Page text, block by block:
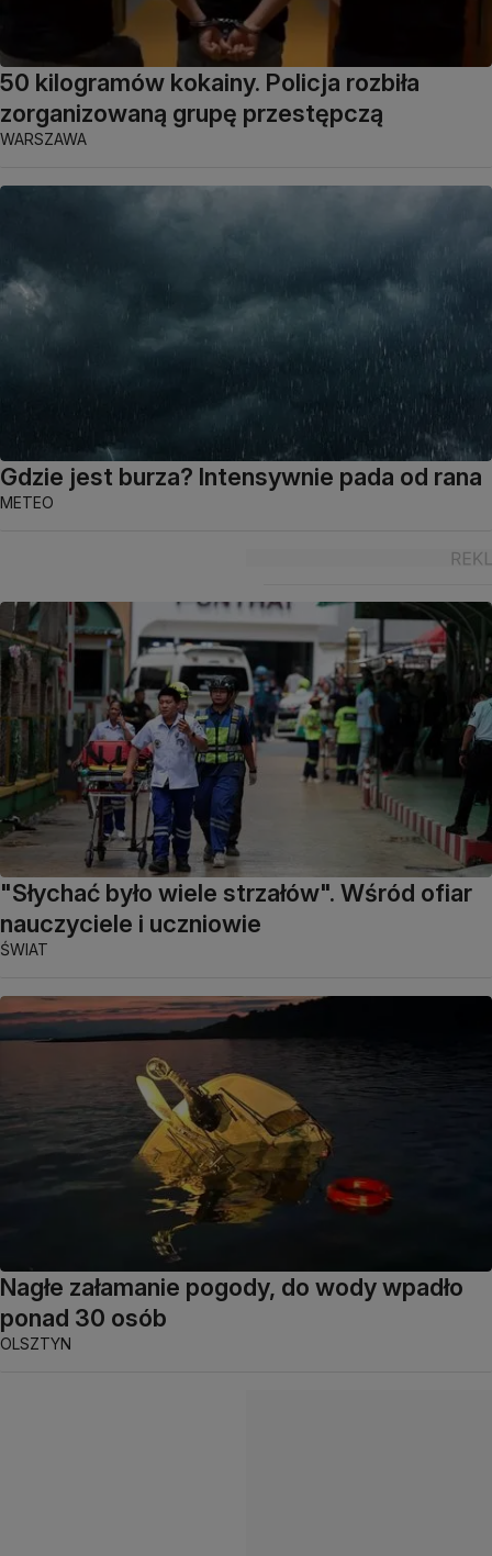
50 kilogramów kokainy. Policja rozbiła
zorganizowaną grupę przestępczą
WARSZAWA
Gdzie jest burza? Intensywnie pada od rana
METEO
"Słychać było wiele strzałów". Wśród ofiar
nauczyciele i uczniowie
ŚWIAT
Nagłe załamanie pogody, do wody wpadło
ponad 30 osób
OLSZTYN